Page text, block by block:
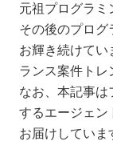
元祖プログラミ
その後のプログ
お輝き続けてい
ランス案件トレ
なお、本記事は
するエージェン
お届けしていま